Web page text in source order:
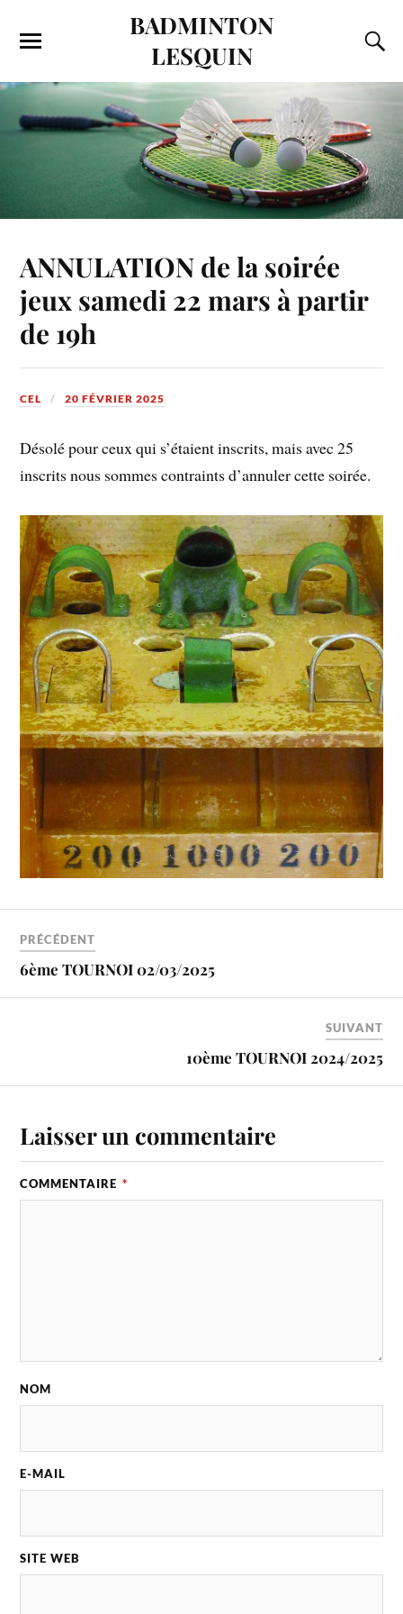
BADMINTON
LESQUIN
ANNULATION de la soirée
jeux samedi 22 mars à partir
de 19h
CEL 20 FÉVRIER 2025
Désolé pour ceux qui s’étaient inscrits, mais avec 25
inscrits nous sommes contraints d’annuler cette soirée.
PRÉCÉDENT
6ème TOURNOI 02/03/2025
SUIVANT
10ème TOURNOI 2024/2025
Laisser un commentaire
COMMENTAIRE *
NOM
E-MAIL
SITE WEB